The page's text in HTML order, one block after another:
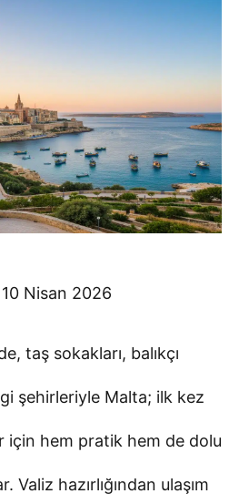
Nisan 2026
taş sokakları, balıkçı
şehirleriyle Malta; ilk kez
için hem pratik hem de dolu
Valiz hazırlığından ulaşım